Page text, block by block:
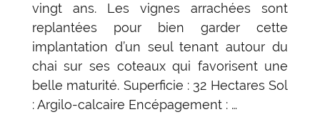
vingt ans. Les vignes arrachées sont
replantées pour bien garder cette
implantation d’un seul tenant autour du
chai sur ses coteaux qui favorisent une
belle maturité. Superficie : 32 Hectares Sol
: Argilo-calcaire Encépagement : …